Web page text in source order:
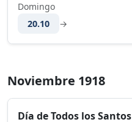
Domingo
20.10
→
Noviembre 1918
Día de Todos los Santos